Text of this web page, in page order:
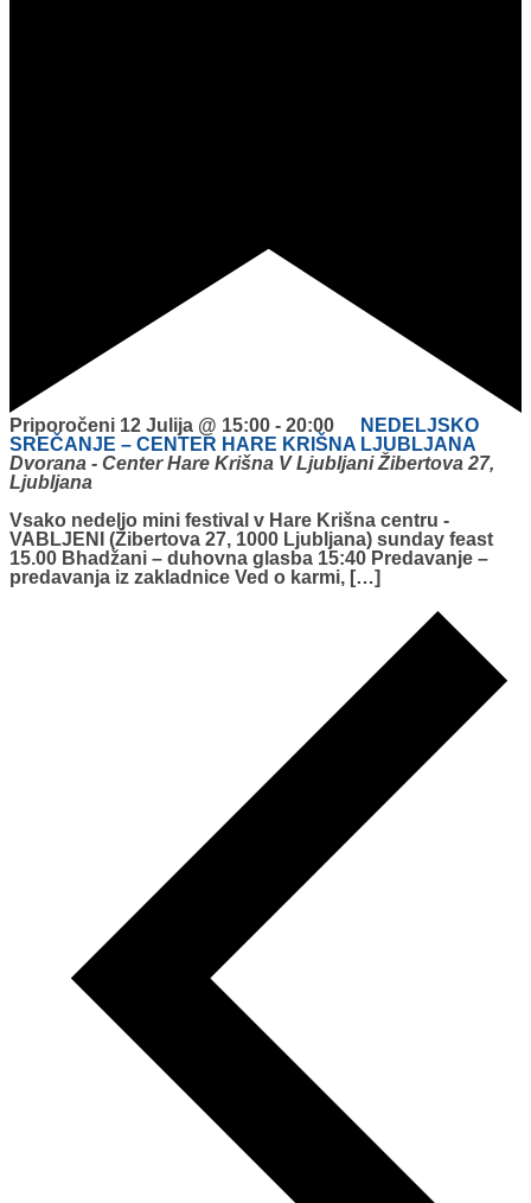
Priporočeni 12 Julija @ 15:00 - 20:00
NEDELJSKO
SREČANJE – CENTER HARE KRIŠNA LJUBLJANA
Dvorana - Center Hare Krišna V LjubljaniŽibertova 27,
Ljubljana
Vsako nedeljo mini festival v Hare Krišna centru -
VABLJENI (Žibertova 27, 1000 Ljubljana) sunday feast
15.00 Bhadžani – duhovna glasba 15:40 Predavanje –
predavanja iz zakladnice Ved o karmi, […]